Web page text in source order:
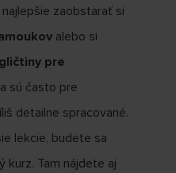
zaobstarať si
alebo si
pre
sú často pre
detailne spracované.
lekcie, budete sa
kurz. Tam nájdete aj